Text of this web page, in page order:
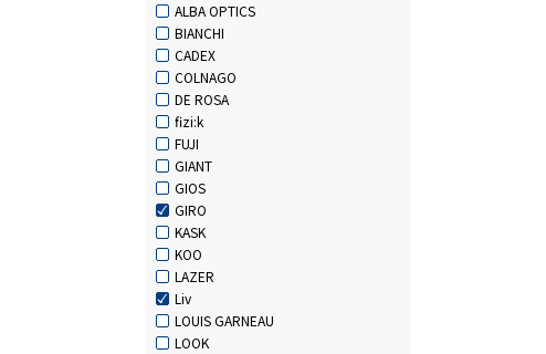
ALBA OPTICS
BIANCHI
CADEX
COLNAGO
DE ROSA
fizi:k
FUJI
GIANT
GIOS
GIRO
KASK
KOO
LAZER
Liv
LOUIS GARNEAU
LOOK